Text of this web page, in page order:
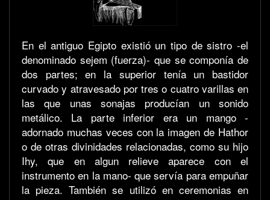
En el antiguo Egipto existió un tipo de sistro -el
denominado sejem (fuerza)- que se componía de
dos partes; en la superior tenía un bastidor
curvado y atravesado por tres o cuatro varillas en
las que unas sonajas producían un sonido
metálico. La parte inferior era un mango -
adornado muchas veces con la imagen de Hathor
o de otras divinidades relacionadas, como su hijo
Ihy, que en algun relieve aparece con el
instrumento en la mano- que servía para empuñar
la pieza. También se utilizó en ceremonias en